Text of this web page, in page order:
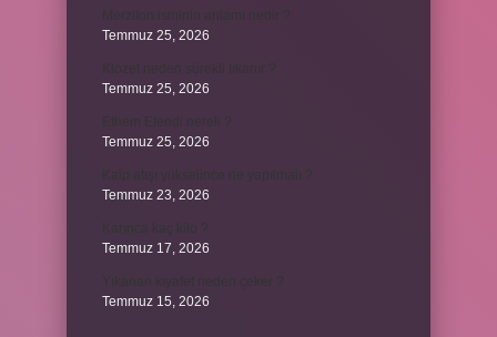
Temmuz 25, 2026
Temmuz 25, 2026
Temmuz 25, 2026
Temmuz 23, 2026
Temmuz 17, 2026
Temmuz 15, 2026